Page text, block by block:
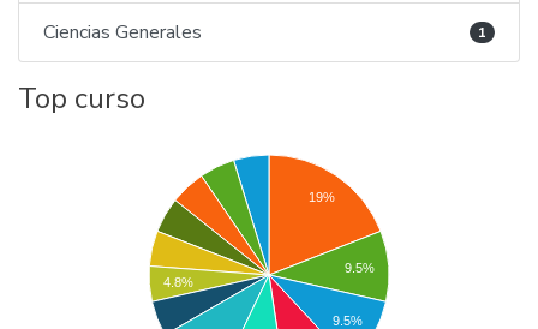
Ciencias Generales 1
Top curso
19%
9.5%
9.5%
4.8%